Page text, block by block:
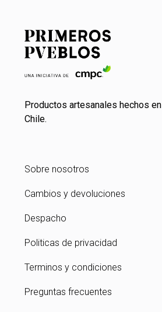
Productos artesanales hechos en
Chile.
Sobre nosotros
Cambios y devoluciones
Despacho
Politicas de privacidad
Terminos y condiciones
Preguntas frecuentes